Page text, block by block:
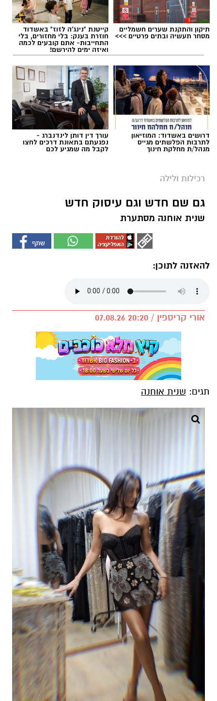
תיקון והתקנת שערים חשמליים
מסחר תעשיה ובתים פרטיים >>>
קייטנת "נינג'ה לזוז" באשדוד
חוזרת בענק: בלי מחזורים, בלי
התחייבות- אתם קובעים לכמה
ואיזה ימים להירשם!
דרושים באשדוד: המוזיאון
לתרבות הפלשתים מגייס
מנהל/ת מחלקת חינוך
עורך דין דותן לינדנברג -
נפגעתם בתאונת דרכים לחצו
לקבל מה שמגיע לכם
רכילות ולילה
גם שם חדש וגם עיסוק חדש
שנית אוחנה מסתערת
להאזנה לתוכן:
אורי קריספין / 20:20 07.08.26
תגים: שנית אוחנה